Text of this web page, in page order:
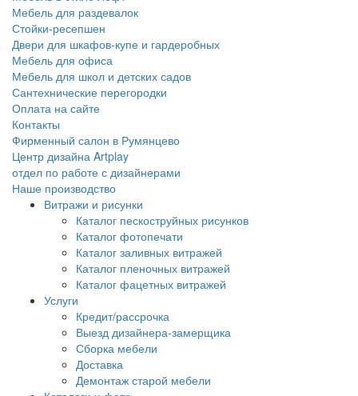
Мебель для раздевалок
Стойки-ресепшен
Двери для шкафов-купе и гардеробных
Мебель для офиса
Мебель для школ и детских садов
Сантехнические перегородки
Оплата на сайте
Контакты
Фирменный салон в Румянцево
Центр дизайна Artplay
отдел по работе с дизайнерами
Наше производство
Витражи и рисунки
Каталог пескоструйных рисунков
Каталог фотопечати
Каталог заливных витражей
Каталог пленочных витражей
Каталог фацетных витражей
Услуги
Кредит/рассрочка
Выезд дизайнера-замерщика
Сборка мебели
Доставка
Демонтаж старой мебели